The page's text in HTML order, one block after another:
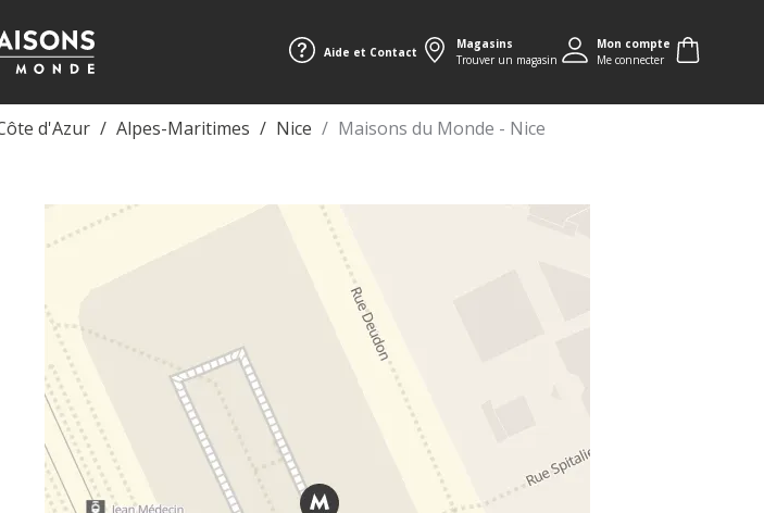
Aide et Contact
Magasins
Trouver un magasin
Mon compte
Me connecter
d'Azur Alpes-Maritimes Nice Maisons du Monde - Nice